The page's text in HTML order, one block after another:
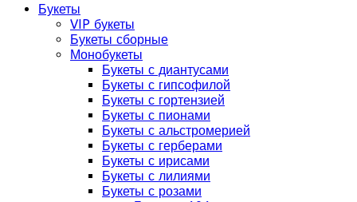
Букеты
VIP букеты
Букеты сборные
Монобукеты
Букеты с диантусами
Букеты с гипсофилой
Букеты с гортензией
Букеты с пионами
Букеты с альстромерией
Букеты с герберами
Букеты с ирисами
Букеты с лилиями
Букеты с розами